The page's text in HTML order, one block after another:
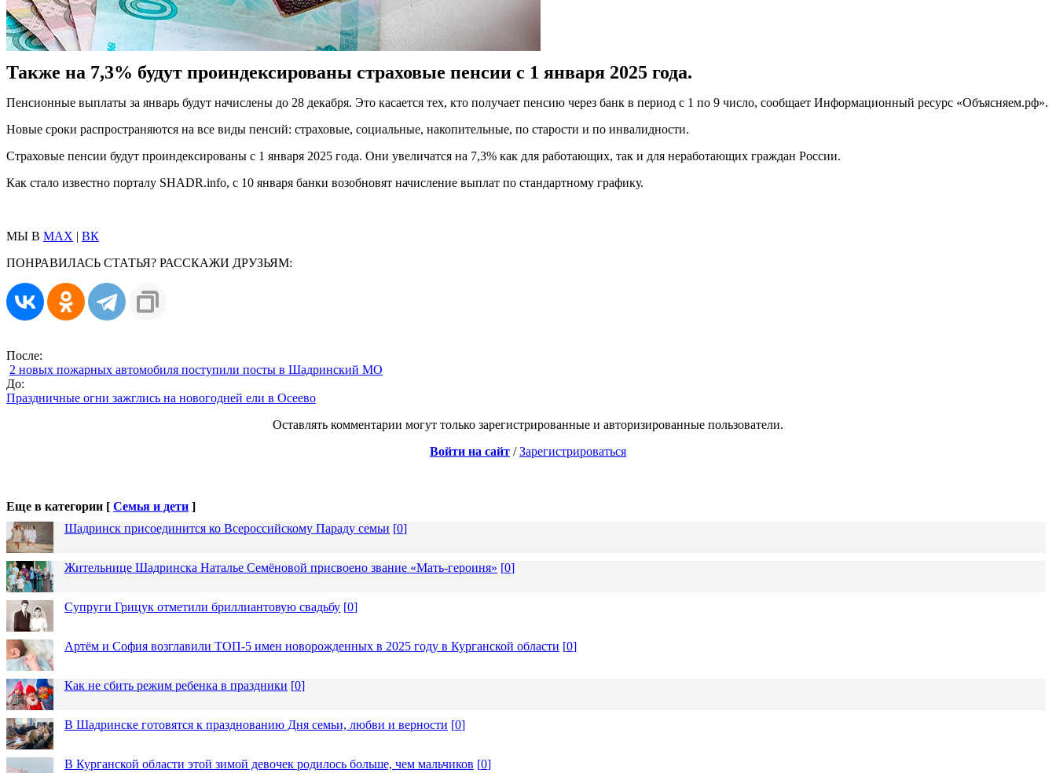
Также на 7,3% будут проиндексированы страховые пенсии с 1 января 2025 года.
Пенсионные выплаты за январь будут начислены до 28 декабря. Это касается тех, кто получает пенсию через банк в период с 1 по 9 число, сообщает Информационный ресурс «Объясняем.рф».
Новые сроки распространяются на все виды пенсий: страховые, социальные, накопительные, по старости и по инвалидности.
Страховые пенсии будут проиндексированы с 1 января 2025 года. Они увеличатся на 7,3% как для работающих, так и для неработающих граждан России.
Как стало известно порталу SHADR.info, с 10 января банки возобновят начисление выплат по стандартному графику.
МЫ В MAX | ВК
ПОНРАВИЛАСЬ СТАТЬЯ? РАССКАЖИ ДРУЗЬЯМ:
После:
2 новых пожарных автомобиля поступили посты в Шадринский МО
До:
Праздничные огни зажглись на новогодней ели в Осеево
Оставлять комментарии могут только зарегистрированные и авторизированные пользователи.
Войти на сайт /Зарегистрироваться
Еще в категории [ Семья и дети ]
Шадринск присоединится ко Всероссийскому Параду семьи [0]
Жительнице Шадринска Наталье Семёновой присвоено звание «Мать-героиня» [0]
Супруги Грицук отметили бриллиантовую свадьбу [0]
Артём и София возглавили ТОП-5 имен новорожденных в 2025 году в Курганской области [0]
Как не сбить режим ребенка в праздники [0]
В Шадринске готовятся к празднованию Дня семьи, любви и верности [0]
В Курганской области этой зимой девочек родилось больше, чем мальчиков [0]